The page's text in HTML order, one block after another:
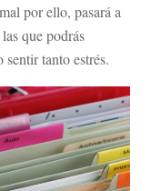
por ello, pasará a
que podrás
tanto estrés.